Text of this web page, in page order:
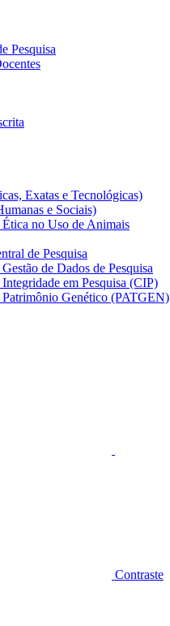
Pesquisa
Exatas e Tecnológicas)
e Sociais)
Ética no Uso de Animais
de Pesquisa
de Dados de Pesquisa
em Pesquisa (CIP)
Patrimônio Genético (PATGEN)
Contraste